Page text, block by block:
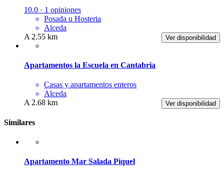
10.0 · 1 opiniones
Posada u Hosteria
Alceda
Ver disponibilidad
A 2.55 km
Apartamentos la Escuela en Cantabria
Casas y apartamentos enteros
Alceda
Ver disponibilidad
A 2.68 km
Similares
Apartamento Mar Salada Piquel